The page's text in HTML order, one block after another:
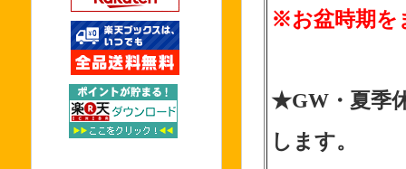
※お盆時期を
★GW・夏季
します。